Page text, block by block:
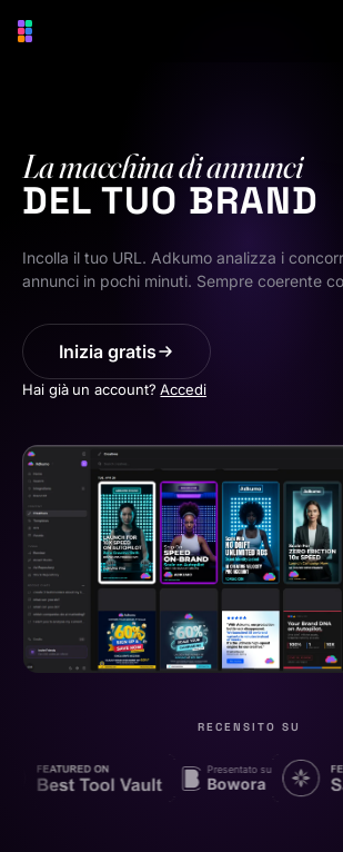
La macchina di annunci
DEL TUO BRAND
Incolla il tuo URL. Adkumo analizza i
annunci in pochi minuti. Sempre coerente
Inizia gratis
Hai già un account? Accedi
RECENSITO SU
Presentato su
Bowora